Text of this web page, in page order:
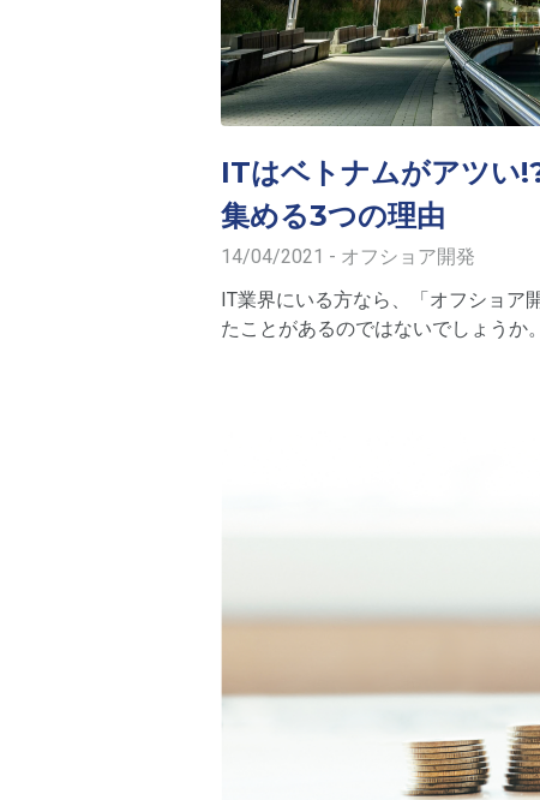
ITはベトナムがアツい
集める3つの理由
14/04/2021 - オフショア開発
IT業界にいる方なら、「オフショア
たことがあるのではないでしょうか。